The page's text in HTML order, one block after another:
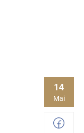
14
Mai